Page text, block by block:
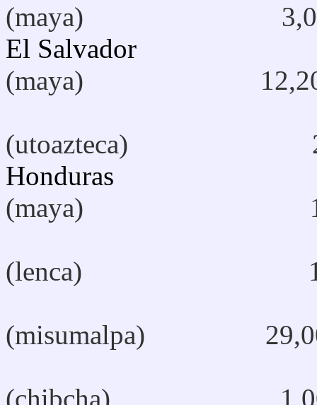
(maya)
El
(maya)
(utoazteca)
(maya)
(lenca)
(misumalpa)
(chibcha)